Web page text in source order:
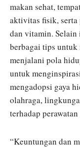
makan sehat,
aktivitas fisik, serta
dan vitamin.
berbagai tips
menjalani pola
untuk
mengadopsi gaya
olahraga,
terhadap
“Keuntungan dan